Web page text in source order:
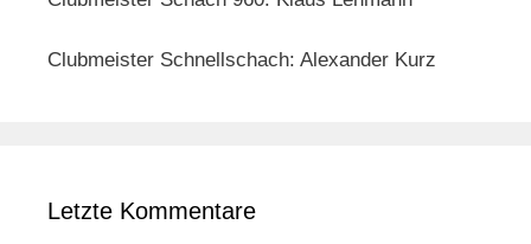
Clubmeister Schnellschach: Alexander Kurz
Letzte Kommentare